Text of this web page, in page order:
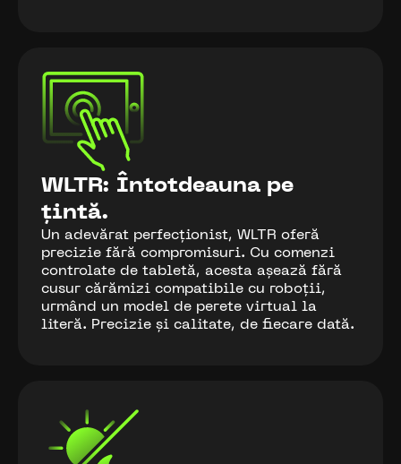
WLTR: Întotdeauna pe
țintă.
Un adevărat perfecționist, WLTR oferă
precizie fără compromisuri. Cu comenzi
controlate de tabletă, acesta așează fără
cusur cărămizi compatibile cu roboții,
urmând un model de perete virtual la
literă. Precizie și calitate, de fiecare dată.